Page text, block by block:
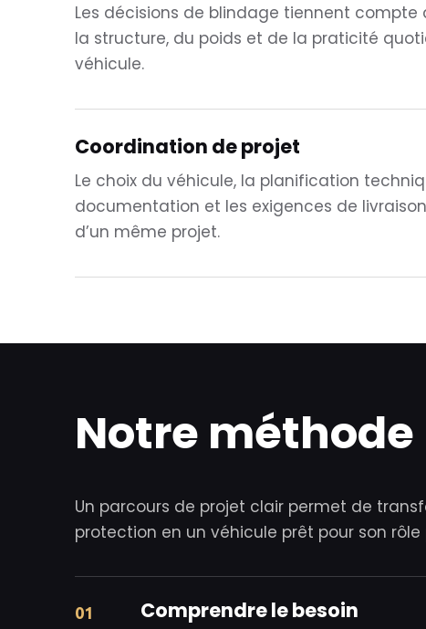
Les décisions de blindage tiennent compte
la structure, du poids et de la praticité
véhicule.
Coordination de projet
Le choix du véhicule, la planification
documentation et les exigences de
d’un même projet.
Notre méthode
Un parcours de projet clair permet de
protection en un véhicule prêt pour son rôle
01 Comprendre le besoin